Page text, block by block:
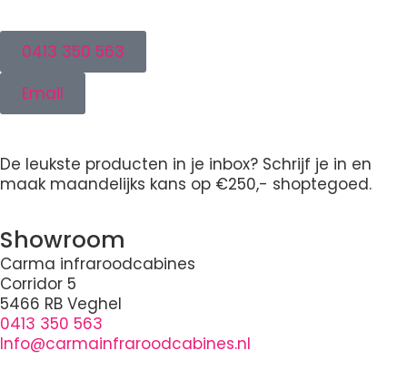
0413 350 563
Email
De leukste producten in je inbox? Schrijf je in en
maak maandelijks kans op €250,- shoptegoed.
Showroom
Carma infraroodcabines
Corridor 5
5466 RB Veghel
0413 350 563
Info@carmainfraroodcabines.nl